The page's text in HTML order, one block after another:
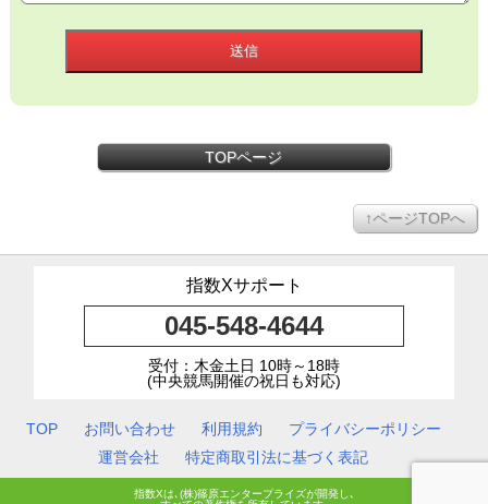
送信
TOPページ
↑ページTOPへ
指数Xサポート
045-548-4644
受付：木金土日 10時～18時
(中央競馬開催の祝日も対応)
TOP お問い合わせ 利用規約
プライバシーポリシー
運営会社
特定商取引法に基づく表記
指数Xは､(株)篠原エンタープライズが開発し､